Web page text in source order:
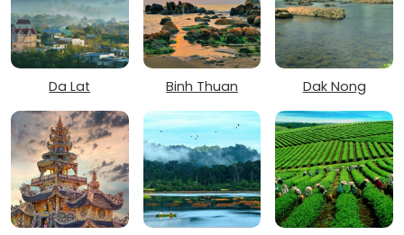
Da Lat Binh Thuan Dak Nong